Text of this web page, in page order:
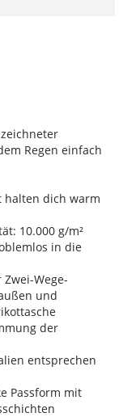
Regen einfach
halten dich warm
10.000 g/m²
in die
Wege-
und
der
entsprechen
Passform mit